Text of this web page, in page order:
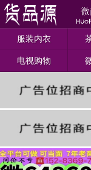
服装内衣
电视购物